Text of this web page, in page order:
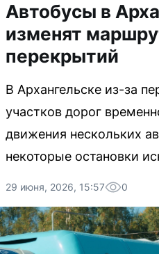
Автобусы в
изменят
перекрытий
В Архангельске из-за
участков дорог
движения нескольких
некоторые остановки
29 июня, 2026, 15:57 0